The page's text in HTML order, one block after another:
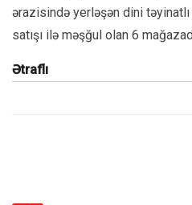
ərazisində yerləşən dini təyinatlı
satışı ilə məşğul olan 6
Ətraflı